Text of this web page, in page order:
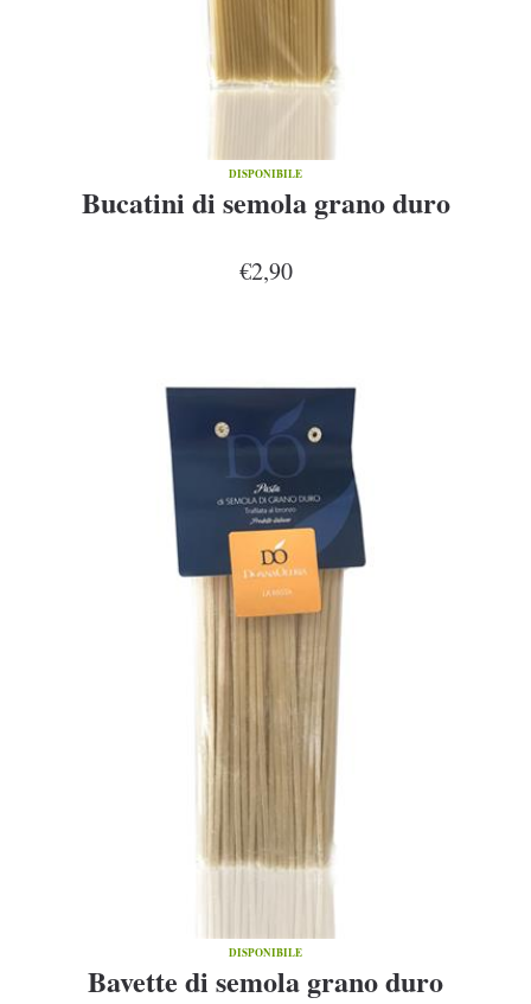
DISPONIBILE
Bucatini di semola grano duro
€2,90
DISPONIBILE
Bavette di semola grano duro